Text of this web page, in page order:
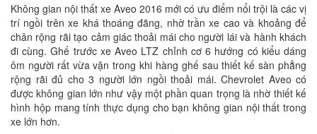
Không gian nội thất xe Aveo 2016 mới có ưu điểm nổi trội là các vị
trí ngồi trên xe khá thoáng đãng, nhờ trần xe cao và khoảng để
chân rộng rãi tạo cảm giác thoải mái cho người lái và hành khách
đi cùng. Ghế trước xe Aveo LTZ chỉnh cơ 6 hướng có kiểu dáng
ôm người rất vừa vặn trong khi hàng ghế sau thiết kế sàn phẳng
rộng rãi đủ cho 3 người lớn ngồi thoải mái. Chevrolet Aveo có
được không gian lớn như vậy một phần quan trọng là nhờ thiết kế
hình hộp mang tính thực dụng cho bạn không gian nội thất trong
xe lớn hơn.